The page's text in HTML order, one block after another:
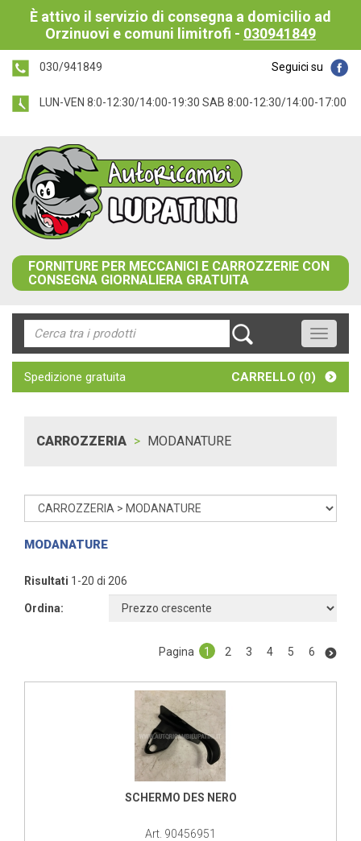
È attivo il servizio di consegna a domicilio ad
Orzinuovi e comuni limitrofi - 030941849
Seguici su
030/941849
LUN-VEN 8:0-12:30/14:00-19:30 SAB 8:00-12:30/14:00-17:00
FORNITURE PER MECCANICI E CARROZZERIE CON
CONSEGNA GIORNALIERA GRATUITA
Toggle
Spedizione gratuita CARRELLO (0)
CARROZZERIA MODANATURE
MODANATURE
Risultati 1-20 di 206
Ordina:
Pagina 1 2 3 4 5 6
SCHERMO DES NERO
Art. 90456951